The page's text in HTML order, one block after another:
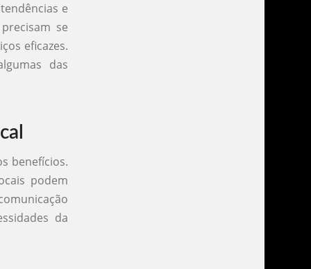
e
se
eficazes.
das
benefícios.
podem
da